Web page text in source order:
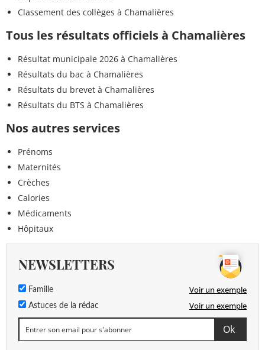
Classement des collèges à Chamalières
Tous les résultats officiels à Chamalières
Résultat municipale 2026 à Chamalières
Résultats du bac à Chamalières
Résultats du brevet à Chamalières
Résultats du BTS à Chamalières
Nos autres services
Prénoms
Maternités
Crèches
Calories
Médicaments
Hôpitaux
NEWSLETTERS
Famille Voir un exemple
Astuces de la rédac Voir un exemple